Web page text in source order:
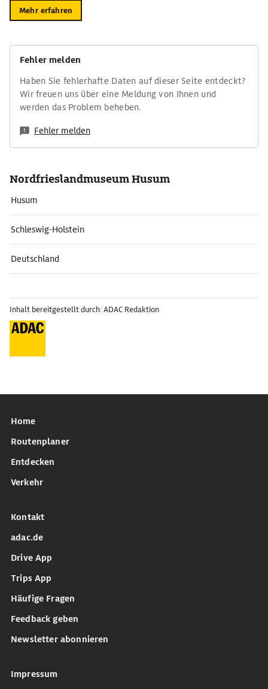
Mehr erfahren
Fehler melden
Haben Sie fehlerhafte Daten auf dieser Seite entdeckt?
Wir freuen uns über eine Meldung von Ihnen und
werden das Problem beheben.
Fehler melden
Nordfrieslandmuseum Husum
Husum
Schleswig-Holstein
Deutschland
Inhalt bereitgestellt durch: ADAC Redaktion
Home
Routenplaner
Entdecken
Verkehr
Kontakt
adac.de
Drive App
Trips App
Häufige Fragen
Feedback geben
Newsletter abonnieren
Impressum